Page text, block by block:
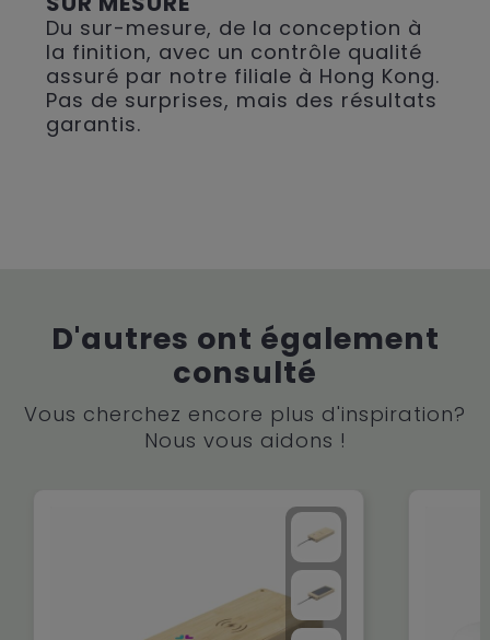
Du sur-mesure, de la conception à
la finition, avec un contrôle qualité
assuré par notre filiale à Hong Kong.
Pas de surprises, mais des résultats
garantis.
D'autres ont également
consulté
Vous cherchez encore plus d'inspiration?
Nous vous aidons !